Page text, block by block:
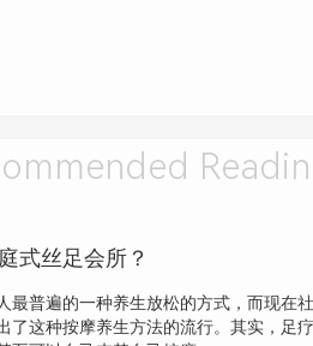
式丝足会所？
最普遍的一种养生放松的方式，而现在
了这种按摩养生方法的流行。其实，足